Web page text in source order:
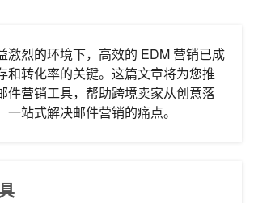
激烈的环境下，高效的 EDM 营销已成
和转化率的关键。这篇文章将为您推
件营销工具，帮助跨境卖家从创意落
一站式解决邮件营销的痛点。